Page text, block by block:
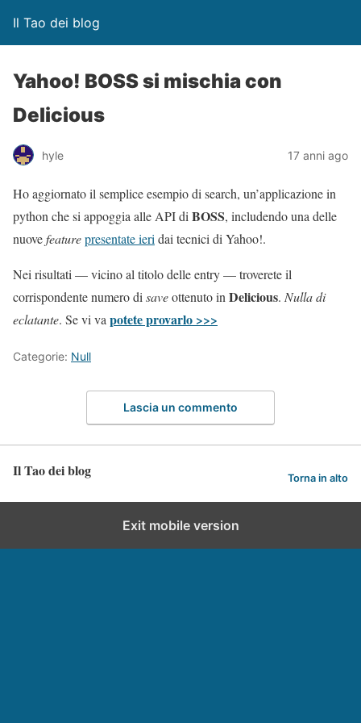
Il Tao dei blog
Yahoo! BOSS si mischia con
Delicious
hyle 17 anni ago
Ho aggiornato il semplice esempio di search, un’applicazione in
python che si appoggia alle API di BOSS, includendo una delle
nuovefeaturepresentate ieri dai tecnici di Yahoo!.
Nei risultati — vicino al titolo delle entry — troverete il
corrispondente numero di saveottenuto in Delicious. Nulla di
eclatante. Se vi va potete provarlo >>>
Categorie: Null
Lascia un commento
Il Tao dei blog Torna in alto
Exit mobile version